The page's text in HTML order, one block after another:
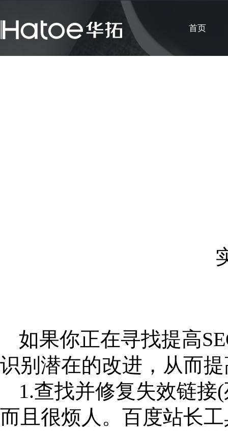
首页
公司新闻 知识课堂
如果你正在寻找提高
识别潜在的改进，从而
1.查找并修复失效链
而且很烦人。百度站长